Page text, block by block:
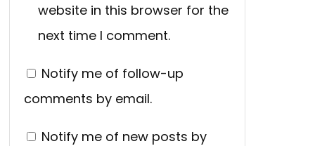
website in this browser for the
next time I comment.
Notify me of follow-up
comments by email.
Notify me of new posts by